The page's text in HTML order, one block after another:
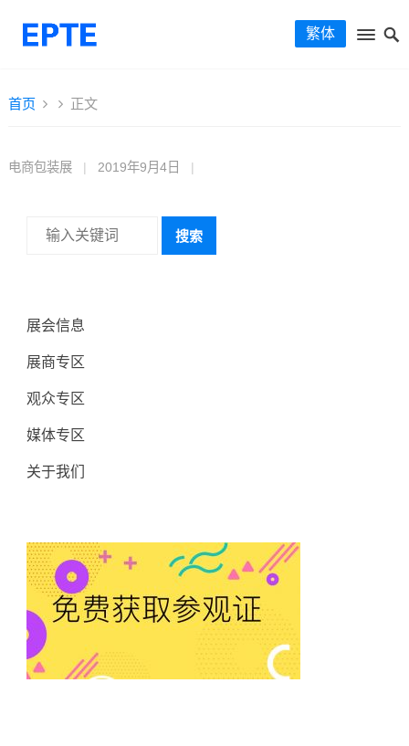
繁体
首页 正文
电商包装展 | 2019年9月4日 |
搜索
展会信息
展商专区
观众专区
媒体专区
关于我们